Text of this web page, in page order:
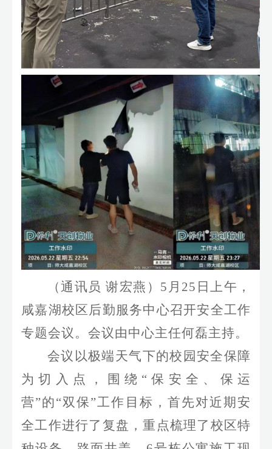
（通讯员 谢宏燕） 5 月 25 日上午，
咸嘉湖校区后勤服务中心召开安全工作
专题会议。会议由中心主任何磊主持。
会议以极端天气下的校园安全保障
为切入点，围绕“保安全、保运
营”的“双保”工作目标，首先对近期安
全工作进行了复盘，重点梳理了校区特